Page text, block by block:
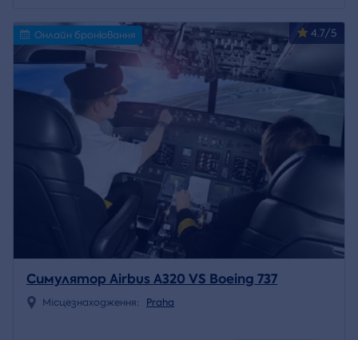
4.7/5
Онлайн бронювання
Симулятор Airbus A320 VS Boeing 737
Місцезнаходження: Praha